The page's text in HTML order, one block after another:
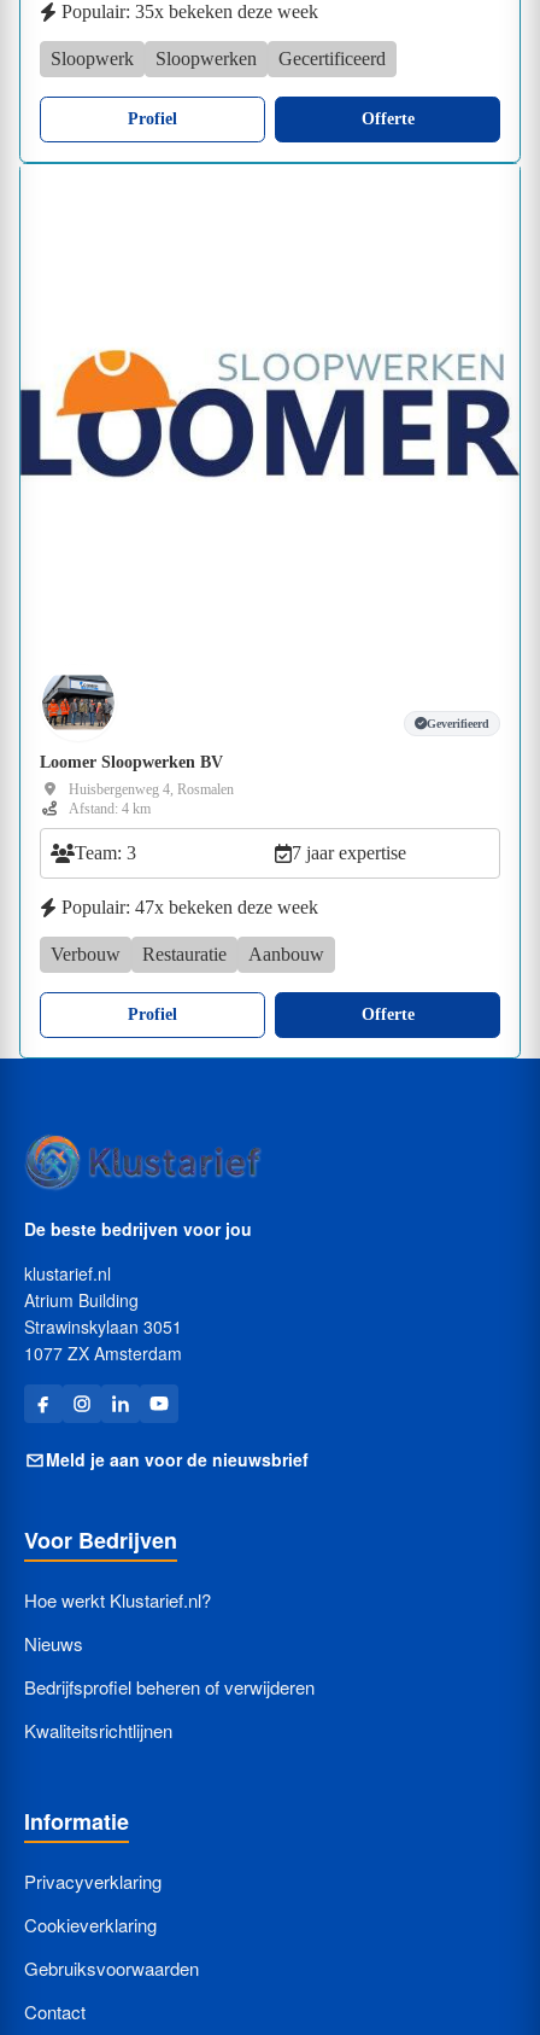
Populair: 35x bekeken deze week
Sloopwerk Sloopwerken Gecertificeerd
Profiel Offerte
Geverifieerd
Loomer Sloopwerken BV
Huisbergenweg 4, Rosmalen
Afstand: 4 km
Team: 3 7 jaar expertise
Populair: 47x bekeken deze week
Verbouw Restauratie Aanbouw
Profiel Offerte
De beste bedrijven voor jou
klustarief.nl
Atrium Building
Strawinskylaan 3051
1077 ZX Amsterdam
Meld je aan voor de nieuwsbrief
Voor Bedrijven
Hoe werkt Klustarief.nl?
Nieuws
Bedrijfsprofiel beheren of verwijderen
Kwaliteitsrichtlijnen
Informatie
Privacyverklaring
Cookieverklaring
Gebruiksvoorwaarden
Contact